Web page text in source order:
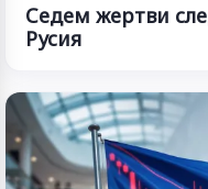
Седем жертви
Русия